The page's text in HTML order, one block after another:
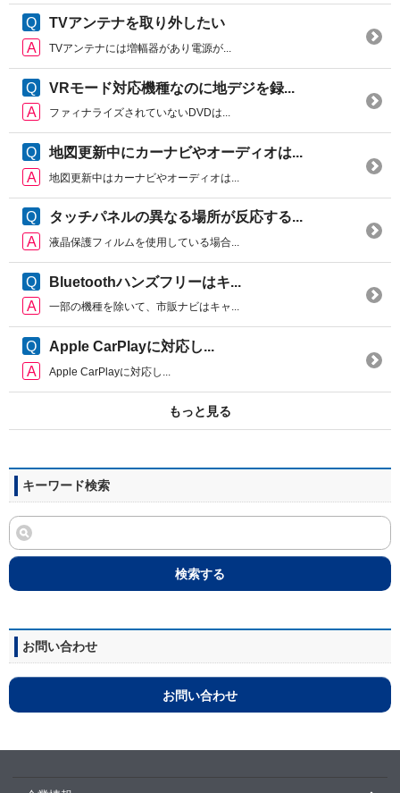
TVアンテナを取り外したい
TVアンテナには増幅器があり電源が...
VRモード対応機種なのに地デジを録...
ファィナライズされていないDVDは...
地図更新中にカーナビやオーディオは...
地図更新中はカーナビやオーディオは...
タッチパネルの異なる場所が反応する...
液晶保護フィルムを使用している場合...
Bluetoothハンズフリーはキ...
一部の機種を除いて、市販ナビはキャ...
Apple CarPlayに対応し...
Apple CarPlayに対応し...
もっと見る
キーワード検索
検索する
お問い合わせ
お問い合わせ